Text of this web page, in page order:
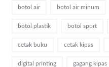
botol air botol air minum
botol plastik botol sport
cetak buku cetak kipas
digital printing gagang kipas